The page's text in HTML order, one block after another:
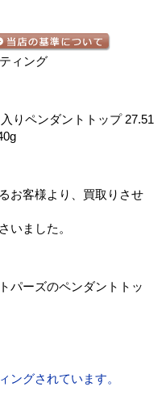
ィング
りペンダントトップ 27.51
お客様より、買取りさせ
いました。
パーズのペンダントトッ
ングされています。